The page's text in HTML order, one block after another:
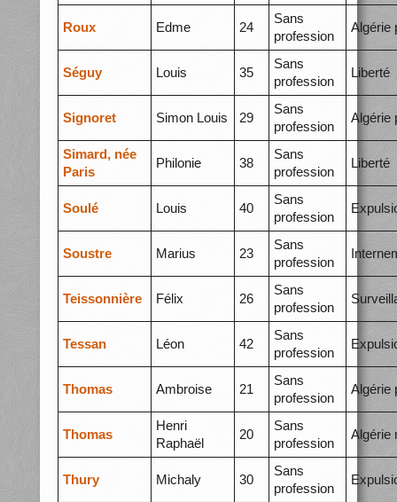
Roux Edme 24
Sans
profession
Algérie
Séguy Louis 35
Sans
profession
Liberté
Signoret Simon Louis 29
Sans
profession
Algérie
Simard, née
Paris
Philonie 38
Sans
profession
Liberté
Soulé Louis 40
Sans
profession
Soustre Marius 23
Sans
profession
Teissonnière Félix 26
Sans
profession
Tessan Léon 42
Sans
profession
Thomas Ambroise 21
Sans
profession
Algérie
Thomas
Henri
Raphaël
20
Sans
profession
Algérie
Thury Michaly 30
Sans
profession